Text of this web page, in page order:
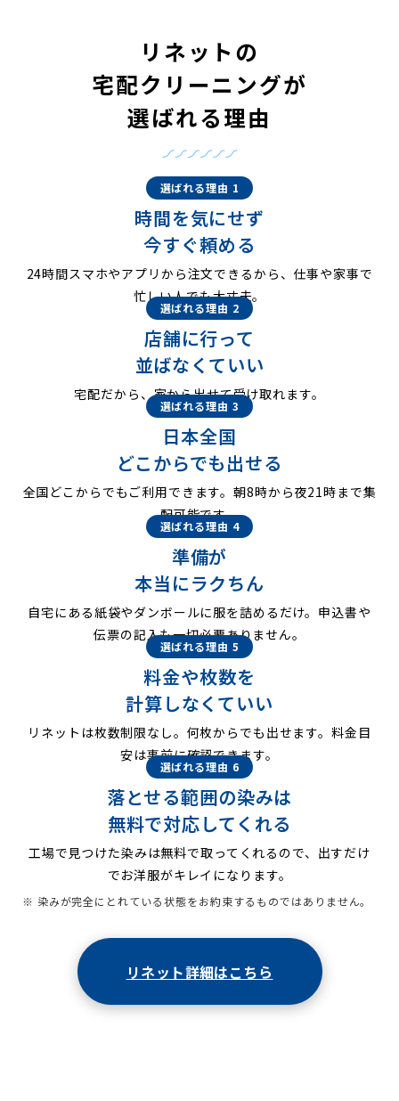
リネットの
宅配クリーニングが
選ばれる理由
選ばれる理由 1
時間を気にせず
今すぐ頼める
24時間スマホやアプリから注文できるから、仕事や家事で
忙しい人でも大丈夫。
選ばれる理由 2
店舗に行って
並ばなくていい
宅配だから、家から出せて受け取れます。
選ばれる理由 3
日本全国
どこからでも出せる
全国どこからでもご利用できます。朝8時から夜21時まで集
配可能です。
選ばれる理由 4
準備が
本当にラクちん
自宅にある紙袋やダンボールに服を詰めるだけ。申込書や
伝票の記入も一切必要ありません。
選ばれる理由 5
料金や枚数を
計算しなくていい
リネットは枚数制限なし。何枚からでも出せます。料金目
安は事前に確認できます。
選ばれる理由 6
落とせる範囲の染みは
無料で対応してくれる
工場で見つけた染みは無料で取ってくれるので、出すだけ
でお洋服がキレイになります。
※ 染みが完全にとれている状態をお約束するものではありません。
リネット詳細はこちら